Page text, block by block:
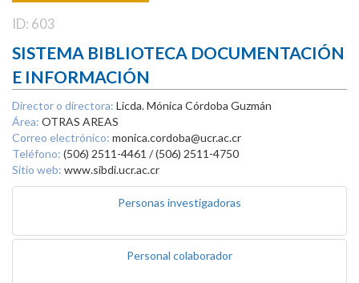
ID: 603
SISTEMA BIBLIOTECA DOCUMENTACIÓN
E INFORMACIÓN
Director o directora: Licda. Mónica Córdoba Guzmán
Área: OTRAS AREAS
Correo electrónico: monica.cordoba@ucr.ac.cr
Teléfono: (506) 2511-4461 / (506) 2511-4750
Sitio web: www.sibdi.ucr.ac.cr
Personas investigadoras
Personal colaborador